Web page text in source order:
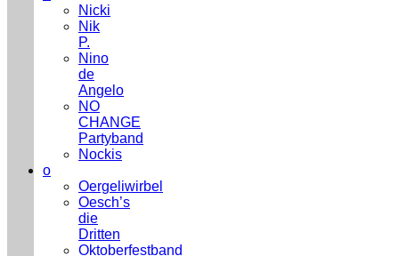
Nicki
Nik
P.
Nino
de
Angelo
NO
CHANGE
Partyband
Nockis
o
Oergeliwirbel
Oesch’s
die
Dritten
Oktoberfestband